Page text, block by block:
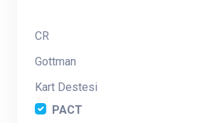
CR
Gottman
Kart Destesi
PACT